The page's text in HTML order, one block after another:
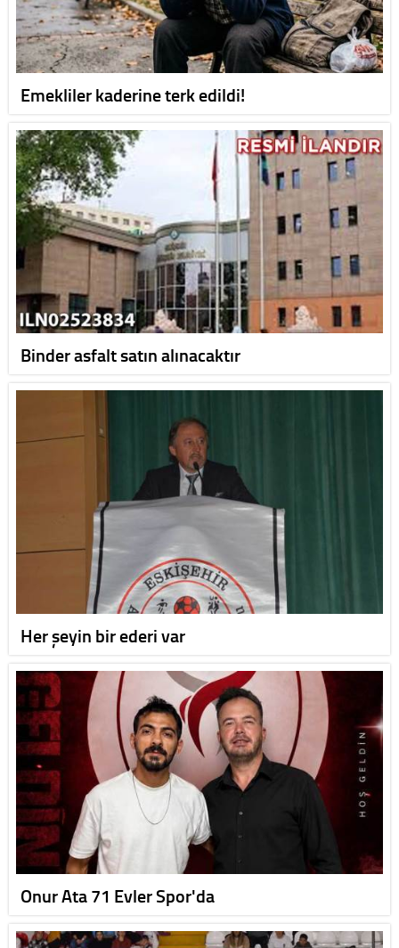
Emekliler kaderine terk edildi!
Binder asfalt satın alınacaktır
Her şeyin bir ederi var
Onur Ata 71 Evler Spor'da